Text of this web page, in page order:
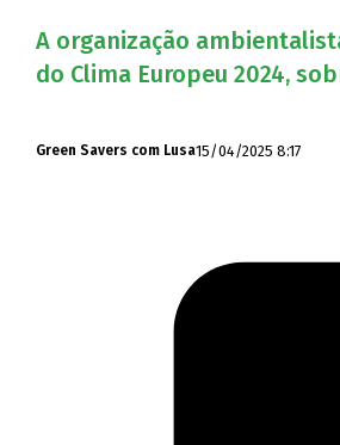
A organização
do Clima Europeu 2024,
Green Savers com Lusa15/04/2025 8:17